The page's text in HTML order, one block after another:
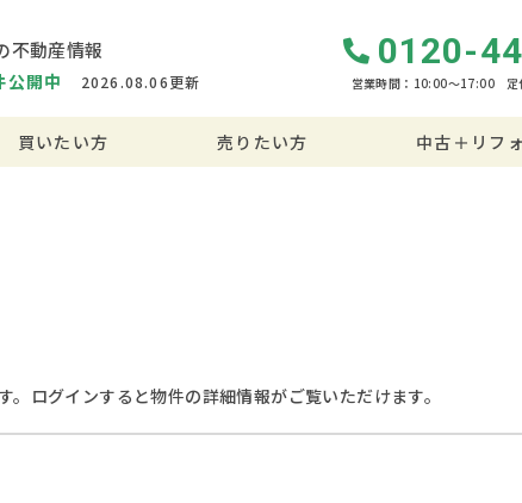
不動産情報
公開中 2026.08.06更新
0120-
営業時間：10:00〜17:00
買いたい方 売りたい方 中古＋リフ
ログインすると物件の詳細情報がご覧いただけます。